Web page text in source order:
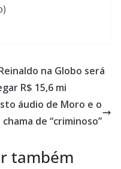
na Globo será
R$ 15,6 mi
áudio de Moro e o
chama de “criminoso”
também